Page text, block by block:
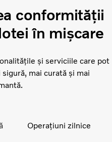
conformității
în mișcare
și serviciile care pot
mai curată și mai
Operațiuni zilnice